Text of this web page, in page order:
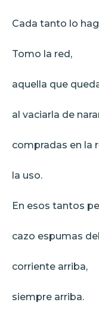
Cada tanto lo
Tomo la red,
aquella que
al vaciarla de
compradas en la
la uso.
En esos tantos
cazo espumas
corriente arriba,
siempre arriba.